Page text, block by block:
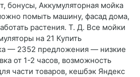
бонусы, Аккумуляторная мойка
помыть машину, фасад дома,
растения. Т. Д. Все мойки
на 21 Купить
— 2352 предложения — низкие
от 1-2 часов, возможность
части товаров, кешбэк Яндекс